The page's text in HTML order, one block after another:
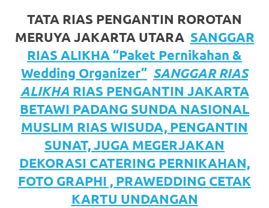
https://www.watchesb.com.
go
these
guys
https://
his
comment
TATA RIAS PENGANTIN ROROTAN
MERUYA JAKARTA UTARA SANGGAR
RIAS ALIKHA “Paket Pernikahan &
Wedding Organizer” SANGGAR RIAS
ALIKHA RIAS PENGANTIN JAKARTA
BETAWI PADANG SUNDA NASIONAL
MUSLIM RIAS WISUDA, PENGANTIN
SUNAT, JUGA MEGERJAKAN
DEKORASI CATERING PERNIKAHAN,
FOTO GRAPHI , PRAWEDDING CETAK
KARTU UNDANGAN